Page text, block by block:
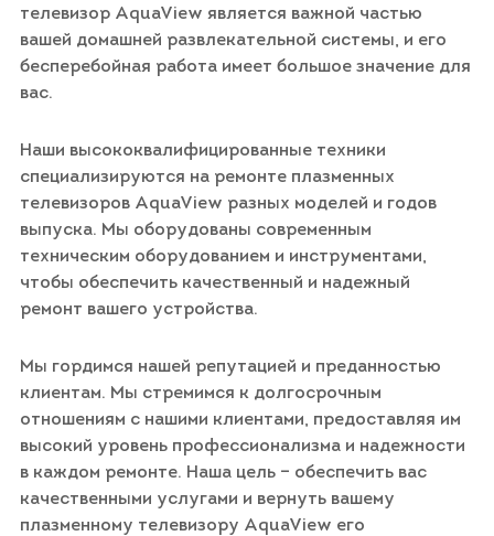
телевизор AquaView является важной частью
вашей домашней развлекательной системы, и его
бесперебойная работа имеет большое значение для
вас.
Наши высококвалифицированные техники
специализируются на ремонте плазменных
телевизоров AquaView разных моделей и годов
выпуска. Мы оборудованы современным
техническим оборудованием и инструментами,
чтобы обеспечить качественный и надежный
ремонт вашего устройства.
Мы гордимся нашей репутацией и преданностью
клиентам. Мы стремимся к долгосрочным
отношениям с нашими клиентами, предоставляя им
высокий уровень профессионализма и надежности
в каждом ремонте. Наша цель – обеспечить вас
качественными услугами и вернуть вашему
плазменному телевизору AquaView его